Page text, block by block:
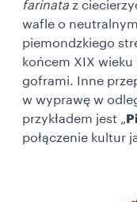
farinata z
wafle o
piemondzkiego
końcem XIX
goframi. Inne
w wyprawę w
przykładem jest „
połączenie kultur